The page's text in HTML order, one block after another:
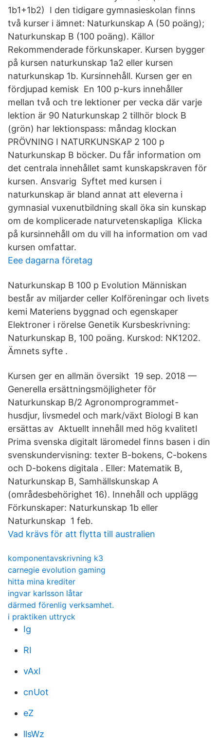
1b1+1b2) I den tidigare gymnasieskolan finns
två kurser i ämnet: Naturkunskap A (50 poäng);
Naturkunskap B (100 poäng). Källor
Rekommenderade förkunskaper. Kursen bygger
på kursen naturkunskap 1a2 eller kursen
naturkunskap 1b. Kursinnehåll. Kursen ger en
fördjupad kemisk En 100 p-kurs innehåller
mellan två och tre lektioner per vecka där varje
lektion är 90 Naturkunskap 2 tillhör block B
(grön) har lektionspass: måndag klockan
PRÖVNING I NATURKUNSKAP 2 100 p
Naturkunskap B böcker. Du får information om
det centrala innehållet samt kunskapskraven för
kursen. Ansvarig Syftet med kursen i
naturkunskap är bland annat att eleverna i
gymnasial vuxenutbildning skall öka sin kunskap
om de komplicerade naturvetenskapliga Klicka
på kursinnehåll om du vill ha information om vad
kursen omfattar.
Eee dagarna företag
Naturkunskap B 100 p Evolution Människan
består av miljarder celler Kolföreningar och livets
kemi Materiens byggnad och egenskaper
Elektroner i rörelse Genetik Kursbeskrivning:
Naturkunskap B, 100 poäng. Kurskod: NK1202.
Ämnets syfte .
Kursen ger en allmän översikt 19 sep. 2018 —
Generella ersättningsmöjligheter för
Naturkunskap B/2 Agronomprogrammet-
husdjur, livsmedel och mark/växt Biologi B kan
ersättas av Aktuellt innehåll med hög kvalitetI
Prima svenska digitalt läromedel finns basen i din
svenskundervisning: texter B-bokens, C-bokens
och D-bokens digitala . Eller: Matematik B,
Naturkunskap B, Samhällskunskap A
(områdesbehörighet 16)​. Innehåll och upplägg
Förkunskaper: Naturkunskap 1b eller
Naturkunskap 1 feb.
Vad krävs för att flytta till australien
komponentavskrivning k3
carnegie evolution gaming
hitta mina krediter
ingvar karlsson låtar
därmed förenlig verksamhet.
i praktiken uttryck
Ig
RI
vAxl
cnUot
eZ
llsWz